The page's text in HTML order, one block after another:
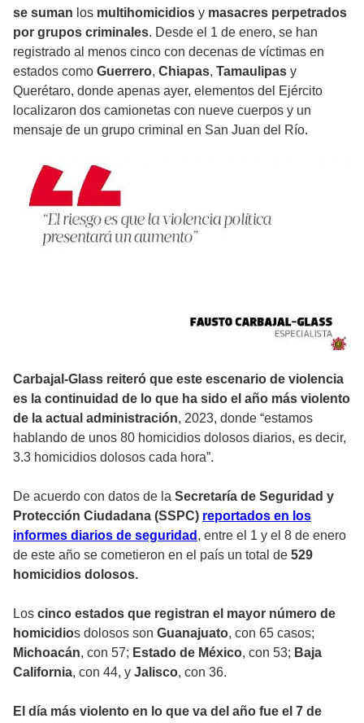
se suman los multihomicidios y masacres perpetrados
por grupos criminales. Desde el 1 de enero, se han
registrado al menos cinco con decenas de víctimas en
estados como Guerrero, Chiapas, Tamaulipas y
Querétaro, donde apenas ayer, elementos del Ejército
localizaron dos camionetas con nueve cuerpos y un
mensaje de un grupo criminal en San Juan del Río.
Carbajal-Glass reiteró que este escenario de violencia
es la continuidad de lo que ha sido el año más violento
de la actual administración, 2023, donde “estamos
hablando de unos 80 homicidios dolosos diarios, es decir,
3.3 homicidios dolosos cada hora”.
De acuerdo con datos de la Secretaría de Seguridad y
Protección Ciudadana (SSPC) reportados en los
informes diarios de seguridad , entre el 1 y el 8 de enero
de este año se cometieron en el país un total de 529
homicidios dolosos.
Los cinco estados que registran el mayor número de
homicidios dolosos son Guanajuato, con 65 casos;
Michoacán, con 57; Estado de México, con 53; Baja
California, con 44, y Jalisco, con 36.
El día más violento en lo que va del año fue el 7 de